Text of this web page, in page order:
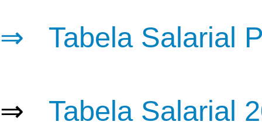
⇒
Tabela Salarial
⇒ Tabela Salarial